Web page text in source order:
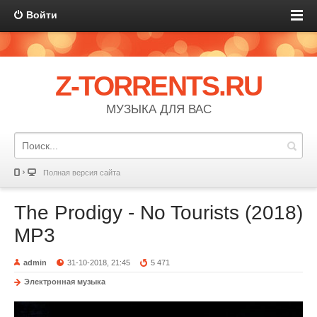
Войти
Z-TORRENTS.RU
МУЗЫКА ДЛЯ ВАС
Полная версия сайта
The Prodigy - No Tourists (2018)
MP3
admin 31-10-2018, 21:45 5 471
Электронная музыка